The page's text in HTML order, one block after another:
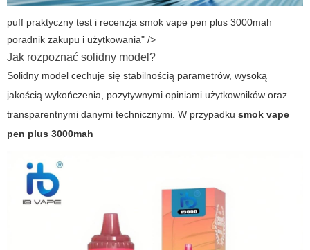
puff praktyczny test i recenzja smok vape pen plus 3000mah
poradnik zakupu i użytkowania" />
Jak rozpoznać solidny model?
Solidny model cechuje się stabilnością parametrów, wysoką
jakością wykończenia, pozytywnymi opiniami użytkowników oraz
transparentnymi danymi technicznymi. W przypadku smok vape
pen plus 3000mah